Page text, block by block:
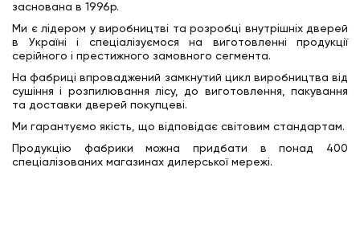
заснована в 1996р.
Ми є лідером у виробництві та розробці внутрішніх дверей
в Україні і спеціалізуємося на виготовленні продукції
серійного і престижного замовного сегмента.
На фабриці впроваджений замкнутий цикл виробництва від
сушіння і розпилювання лісу, до виготовлення, пакування
та доставки дверей покупцеві.
Ми гарантуємо якість, що відповідає світовим стандартам.
Продукцію фабрики можна придбати в понад 400
спеціалізованих магазинах дилерської мережі.